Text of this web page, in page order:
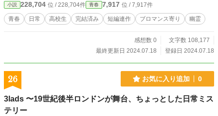
小説 228,704 位 / 228,704件 青春 7,917 位 / 7,917件
青春 日常 高校生 完結済み 短編連作 ブロマンス寄り 幽霊
感想数 0
文字数 108,177
最終更新日 2024.07.18
登録日 2024.07.18
26 お気に入り追加 0
3lads 〜19世紀後半ロンドンが舞台、ちょっとした日常ミス
テリー